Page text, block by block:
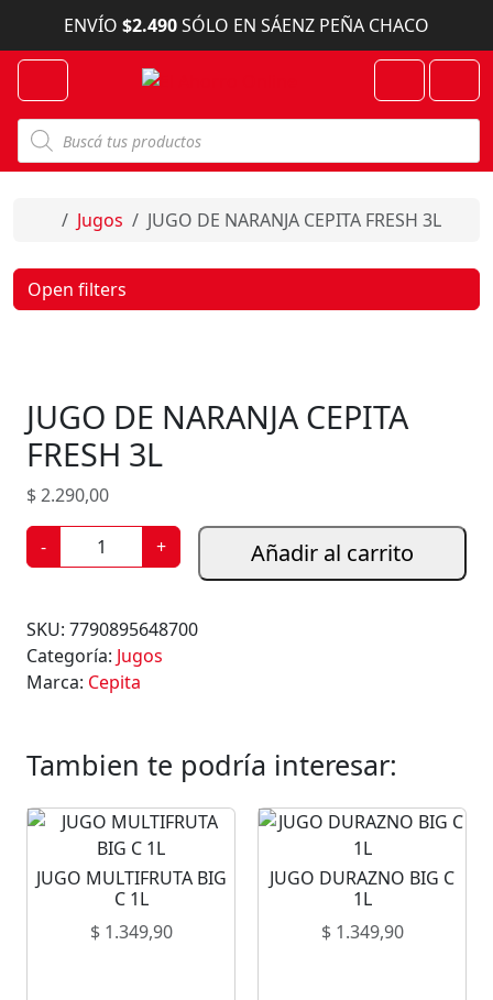
Skip to content
ENVÍO $2.490SÓLO EN SÁENZ PEÑA CHACO
B
s
q
d
o
Account
Cart
Home
Jugos JUGO DE NARANJA CEPITA FRESH 3L
JUGO DE NARANJA CEPITA
FRESH 3L
$2.290,00
-
J
U
O
D
E
N
A
N
J
C
+ Añadir al carrito
SKU: 7790895648700
Categoría: Jugos
Marca: Cepita
Tambien te podría interesar:
JUGO MULTIFRUTA BIG
C 1L
$1.349,90
JUGO DURAZNO BIG C
1L
$1.349,90
Open filters